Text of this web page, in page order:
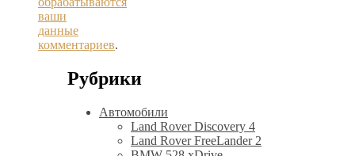
ваши
данные
комментариев.
Рубрики
Автомобили
Land Rover Discovery 4
Land Rover FreeLander 2